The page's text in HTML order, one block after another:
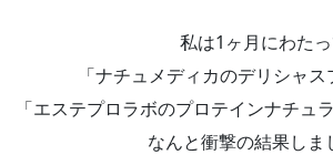
私は1ヶ月にわた
「ナチュメディカのデリシャ
「エステプロラボのプロテインナチュ
なんと衝撃の結果しま